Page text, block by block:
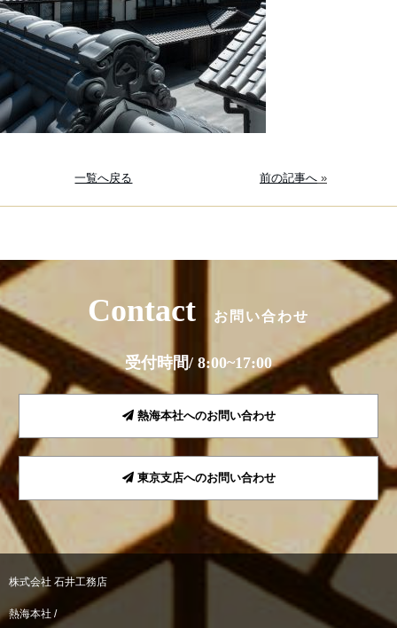
一覧へ戻る 前の記事へ»
Contact お問い合わせ
受付時間/ 8:00~17:00
熱海本社へのお問い合わせ
東京支店へのお問い合わせ
株式会社 石井工務店
熱海本社 /